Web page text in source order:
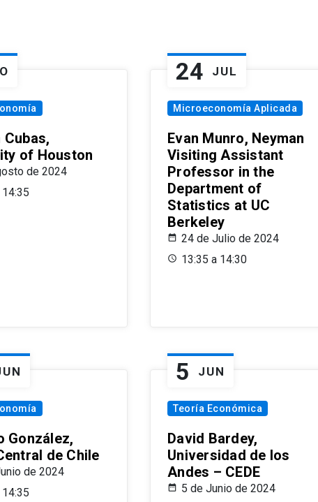
Cubas,
of Houston
de 2024
24 JUL
Microeconomía Aplicada
Evan Munro, Neyman
Visiting Assistant
Professor in the
Department of
Statistics at UC
Berkeley
24 de Julio de 2024
13:35 a 14:30
González,
de Chile
de 2024
5 JUN
Teoría Económica
David Bardey,
Universidad de los
Andes – CEDE
5 de Junio de 2024